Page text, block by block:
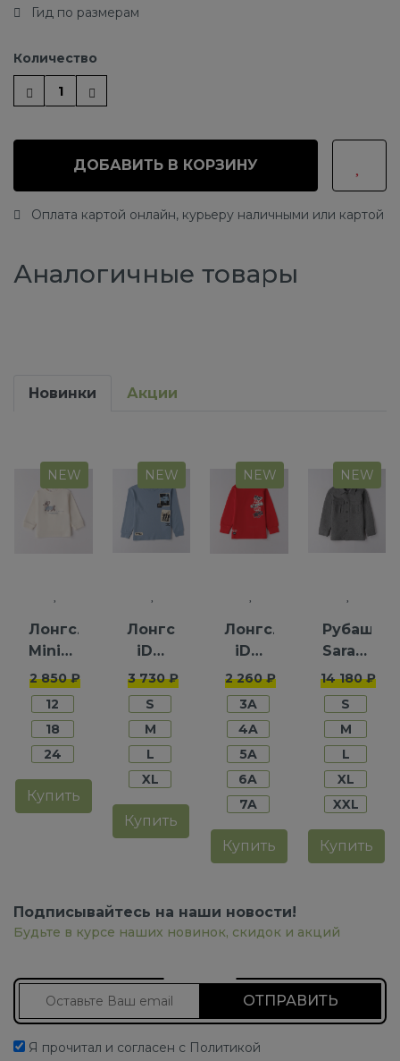
Гид по размерам
Количество
ДОБАВИТЬ В КОРЗИНУ
Оплата картой онлайн, курьеру наличными или картой
Аналогичные товары
Новинки Акции
NEW
Лонгслив
Minibanda
для
мальчиков
2 850 ₽
12
18
24
Купить
NEW
Лонгслив
iDO
для
мальчиков
3 730 ₽
S
M
L
XL
Купить
NEW
Лонгслив
iDO
для
мальчиков
2 260 ₽
3A
4A
5A
6A
7A
Купить
NEW
Рубашка
для
14 180 ₽
S
M
L
XL
XXL
Купить
Подписывайтесь на наши новости!
Будьте в курсе наших новинок, скидок и акций
Я прочитал и согласен с Политикой